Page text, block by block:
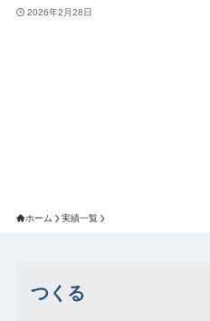
2026年2月28日
ホーム 実績一覧
つくる